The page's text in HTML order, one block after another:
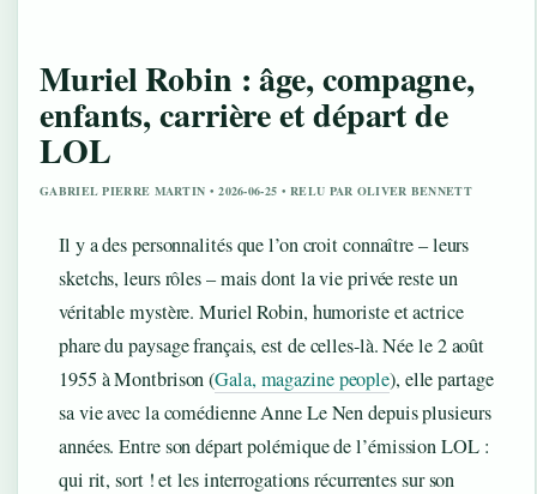
Muriel Robin : âge, compagne,
enfants, carrière et départ de
LOL
GABRIEL PIERRE MARTIN • 2026-06-25 • RELU PAR OLIVER BENNETT
Il y a des personnalités que l’on croit connaître – leurs
sketchs, leurs rôles – mais dont la vie privée reste un
véritable mystère. Muriel Robin, humoriste et actrice
phare du paysage français, est de celles-là. Née le 2 août
1955 à Montbrison (Gala, magazine people), elle partage
sa vie avec la comédienne Anne Le Nen depuis plusieurs
années. Entre son départ polémique de l’émission LOL :
qui rit, sort ! et les interrogations récurrentes sur son